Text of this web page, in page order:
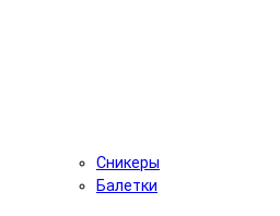
Сникеры
Балетки